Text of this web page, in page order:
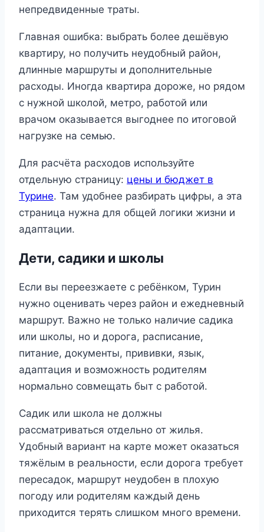
непредвиденные траты.
Главная ошибка: выбрать более дешёвую
квартиру, но получить неудобный район,
длинные маршруты и дополнительные
расходы. Иногда квартира дороже, но рядом
с нужной школой, метро, работой или
врачом оказывается выгоднее по итоговой
нагрузке на семью.
Для расчёта расходов используйте
отдельную страницу: цены и бюджет в
Турине. Там удобнее разбирать цифры, а эта
страница нужна для общей логики жизни и
адаптации.
Дети, садики и школы
Если вы переезжаете с ребёнком, Турин
нужно оценивать через район и ежедневный
маршрут. Важно не только наличие садика
или школы, но и дорога, расписание,
питание, документы, прививки, язык,
адаптация и возможность родителям
нормально совмещать быт с работой.
Садик или школа не должны
рассматриваться отдельно от жилья.
Удобный вариант на карте может оказаться
тяжёлым в реальности, если дорога требует
пересадок, маршрут неудобен в плохую
погоду или родителям каждый день
приходится терять слишком много времени.